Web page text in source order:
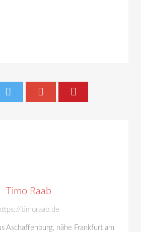
Timo Raab
timoraab.de
Aschaffenburg, nähe Frankfurt am